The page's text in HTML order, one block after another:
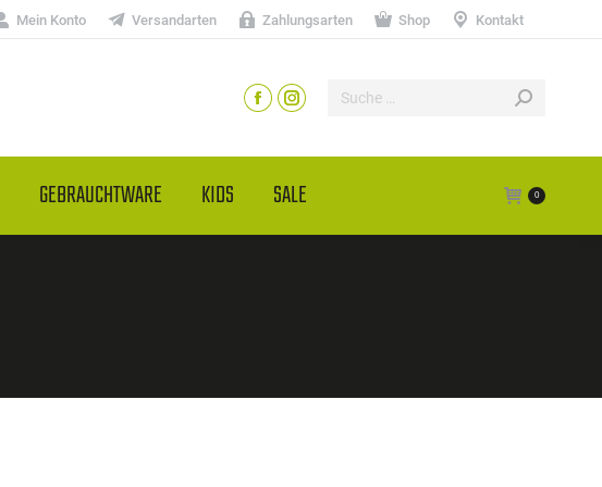
Mein Konto Versandarten Zahlungsarten Shop Kontakt
GEBRAUCHTWARE KIDS SALE 0